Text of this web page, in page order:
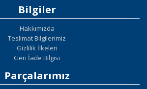
Bilgiler
Hakkımızda
Teslimat Bilgilerimiz
Gizlilik İlkeleri
Geri İade Bilgisi
Parçalarımız